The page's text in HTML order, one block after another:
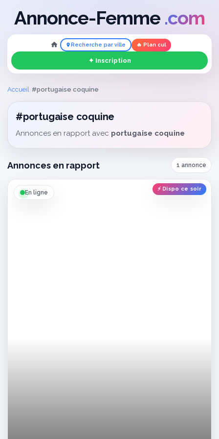
Annonce-Femme .com
Recherche par ville 🔥 Plan cul
✦ Inscription
Accueil #portugaise coquine
#portugaise coquine
Annonces en rapport avec portugaise coquine
Annonces en rapport 1 annonce
En ligne
⚡ Dispo ce soir